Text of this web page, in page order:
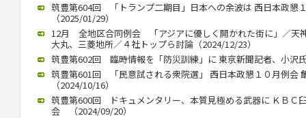
筑豊第604回 「トランプ二期目」日本への余波は 西日本政懇
（2025/01/29）
12月 全地区合同例会 「アジアに優しく開かれた街に」／天
大丸、三菱地所／４社トップら討論（2024/12/23）
筑豊第602回 臨時情報を「防災訓練」に 東京新聞記者、小沢
筑豊第601回 「民意試される衆院選」 西日本政懇１０月例会
（2024/10/16）
筑豊第600回 ドキュメンタリー、本質見極める武器に ＫＢＣ
会 （2024/09/20）